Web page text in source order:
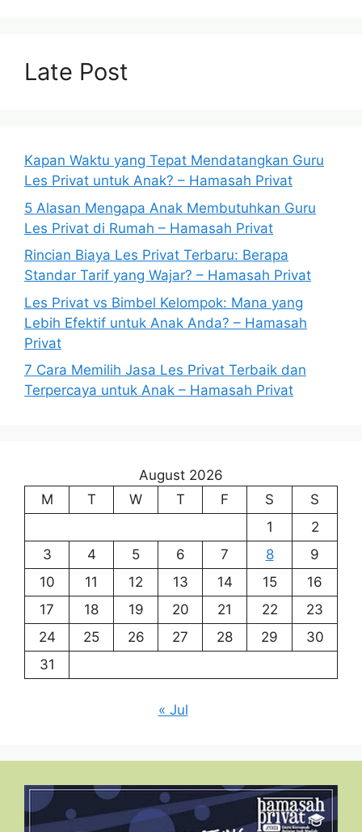
Late Post
Kapan Waktu yang Tepat Mendatangkan Guru
Les Privat untuk Anak? – Hamasah Privat
5 Alasan Mengapa Anak Membutuhkan Guru
Les Privat di Rumah – Hamasah Privat
Rincian Biaya Les Privat Terbaru: Berapa
Standar Tarif yang Wajar? – Hamasah Privat
Les Privat vs Bimbel Kelompok: Mana yang
Lebih Efektif untuk Anak Anda? – Hamasah
Privat
7 Cara Memilih Jasa Les Privat Terbaik dan
Terpercaya untuk Anak – Hamasah Privat
August 2026
M
T W T F S
S
1
2
3
4 5 6 7 8
9
10
11 12 13 14 15
16
17
18 19 20 21 22
23
24
25 26 27 28 29
30
31
« Jul